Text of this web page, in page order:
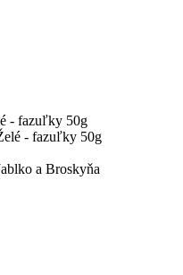
- fazuľky 50g
a Broskyňa